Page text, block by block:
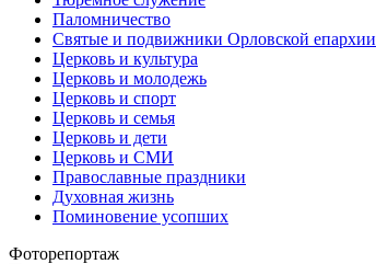
Паломничество
Святые и подвижники Орловской епархии
Церковь и культура
Церковь и молодежь
Церковь и спорт
Церковь и семья
Церковь и дети
Церковь и СМИ
Православные праздники
Духовная жизнь
Поминовение усопших
Фоторепортаж